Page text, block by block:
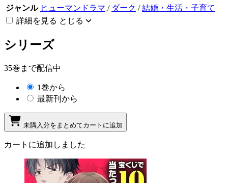
ジャンル ヒューマンドラマ / ダーク /結婚・生活・子育て
詳細を見る とじる
シリーズ
35巻まで配信中
1巻から
最新刊から
未購入分をまとめてカートに追加
カートに追加しました